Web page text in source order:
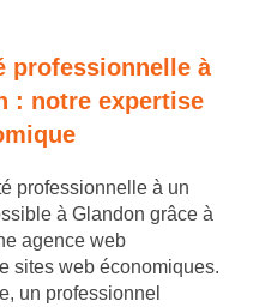
professionnelle à
: notre expertise
professionnelle à un
à Glandon grâce à
agence web
sites web économiques.
un professionnel